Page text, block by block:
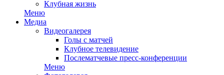
Клубная жизнь
Меню
Медиа
Видеогалерея
Голы с матчей
Клубное телевидение
Послематчевые пресс-конференции
Меню